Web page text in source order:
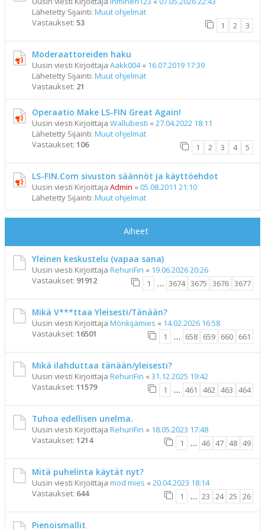
Lähetetty Sijainti: Muut ohjelmat
Vastaukset: 53 1 2 3
Moderaattoreiden haku
Uusin viesti Kirjoittaja Aakk004« 16.07.2019 17:39
Lähetetty Sijainti: Muut ohjelmat
Vastaukset: 21
Operaatio Make LS-FIN Great Again!
Uusin viesti Kirjoittaja Wallubesti « 27.04.2022 18:11
Lähetetty Sijainti: Muut ohjelmat
Vastaukset: 106 1 2 3 4 5
LS-FIN.Com sivuston säännöt ja käyttöehdot
Uusin viesti Kirjoittaja Admin « 05.08.2011 21:10
Lähetetty Sijainti: Muut ohjelmat
Aiheet
Yleinen keskustelu (vapaa sana)
Uusin viesti Kirjoittaja RehuriFin « 19.06.2026 20:26
Vastaukset: 91912 1 … 3674 3675 3676 3677
Mikä V***ttaa Yleisesti/Tänään?
Uusin viesti Kirjoittaja Mönkijämies « 14.02.2026 16:58
Vastaukset: 16501 1 … 658 659 660 661
Mikä ilahduttaa tänään/yleisesti?
Uusin viesti Kirjoittaja RehuriFin « 31.12.2025 19:42
Vastaukset: 11579 1 … 461 462 463 464
Tuhoa edellisen unelma.
Uusin viesti Kirjoittaja RehuriFin « 18.05.2023 17:48
Vastaukset: 1214 1 … 46 47 48 49
Mitä puhelinta käytät nyt?
Uusin viesti Kirjoittaja mod mies « 20.04.2023 18:14
Vastaukset: 644 1 … 23 24 25 26
Pienoismallit